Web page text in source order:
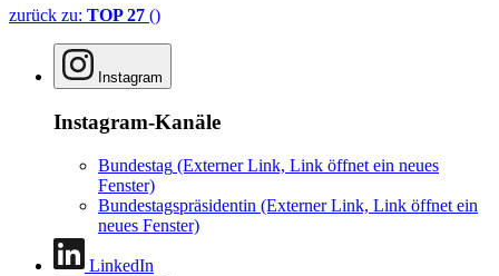
zurück zu: TOP 27 ()
Instagram
Instagram-Kanäle
Bundestag (Externer Link, Link öffnet ein neues
Fenster)
Bundestagspräsidentin (Externer Link, Link öffnet ein
neues Fenster)
LinkedIn